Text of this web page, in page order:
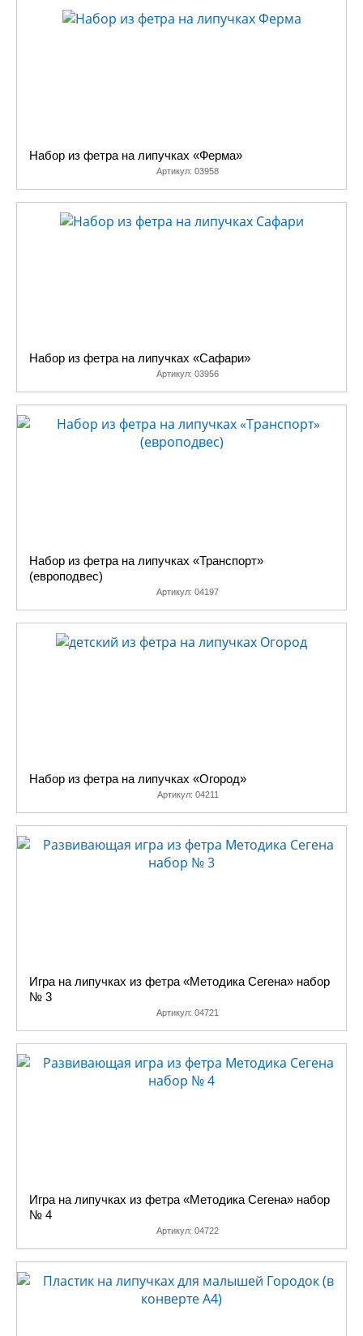
Набор из фетра на липучках «Ферма»
Артикул: 03958
Набор из фетра на липучках «Сафари»
Артикул: 03956
Набор из фетра на липучках «Транспорт»
(европодвес)
Артикул: 04197
Набор из фетра на липучках «Огород»
Артикул: 04211
Игра на липучках из фетра «Методика Сегена» набор
№ 3
Артикул: 04721
Игра на липучках из фетра «Методика Сегена» набор
№ 4
Артикул: 04722